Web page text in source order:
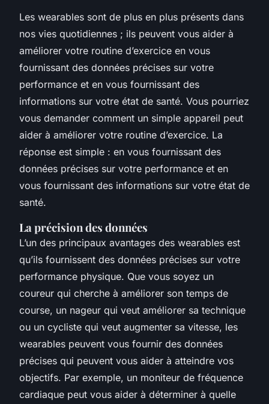
Les wearables sont de plus en plus présents dans
nos vies quotidiennes ; ils peuvent vous aider à
améliorer votre routine d’exercice en vous
fournissant des données précises sur votre
performance et en vous fournissant des
informations sur votre état de santé. Vous pourriez
vous demander comment un simple appareil peut
aider à améliorer votre routine d’exercice. La
réponse est simple : en vous fournissant des
données précises sur votre performance et en
vous fournissant des informations sur votre état de
santé.
La précision des données
L’un des principaux avantages des wearables est
qu’ils fournissent des données précises sur votre
performance physique. Que vous soyez un
coureur qui cherche à améliorer son temps de
course, un nageur qui veut améliorer sa technique
ou un cycliste qui veut augmenter sa vitesse, les
wearables peuvent vous fournir des données
précises qui peuvent vous aider à atteindre vos
objectifs. Par exemple, un moniteur de fréquence
cardiaque peut vous aider à déterminer à quelle